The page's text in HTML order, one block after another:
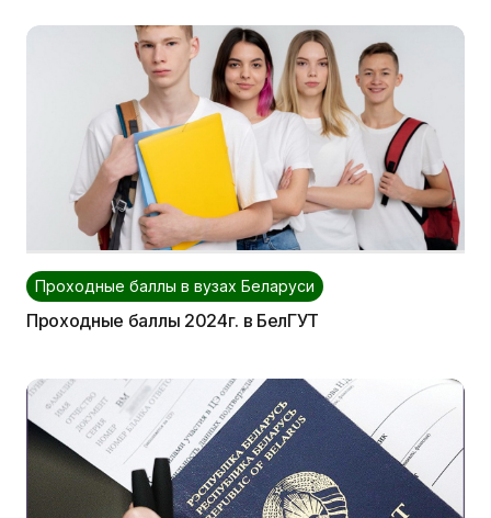
Проходные баллы в вузах Беларуси
Проходные баллы 2024г. в БелГУТ